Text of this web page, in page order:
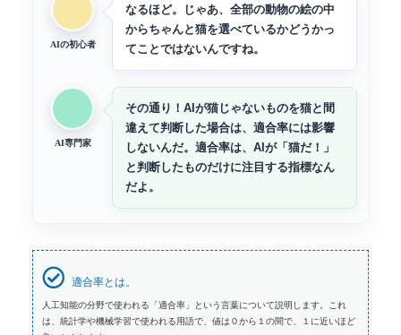
AIの初心者
なるほど。じゃあ、全部の動物の絵の中
からちゃんと猫を選べているかどうかっ
てことではないんですね。
AI専門家
その通り！AIが猫じゃないものを猫と間
違えて判断した場合は、適合率には影響
しないんだ。適合率は、AIが「猫だ！」
と判断したものだけに注目する指標なん
だよ。
適合率とは。
人工知能の分野で使われる「適合率」という言葉について説明します。これ
は、統計学や機械学習で使われる用語で、値は０から１の間で、１に近いほど